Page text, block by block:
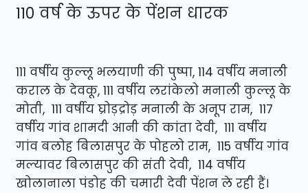
110 वर्ष के ऊपर के पेंशन धारक
111 वर्षीय कुल्लू भलयाणी की पुष्पा, 114 वर्षीय मनाली
कराल के देवकू, 111 वर्षीय लरांकेलो मनाली कुल्लू के
मोती, 111 वर्षीय घ्रोड़द्रोड़ मनाली के अनूप राम, 117
वर्षीय गांव शामदी आनी की कांता देवी, 111 वर्षीय
गांव बलोह बिलासपुर के पोहलो राम, 115 वर्षीय गांव
मल्यावर बिलासपुर की संती देवी, 114 वर्षीय
खोलानाला पंडोह की चमारी देवी पेंशन ले रही हैं।